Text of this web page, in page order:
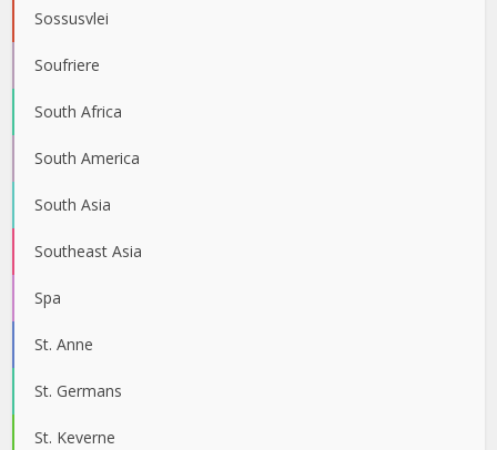
Sossusvlei
Soufriere
South Africa
South America
South Asia
Southeast Asia
Spa
St. Anne
St. Germans
St. Keverne